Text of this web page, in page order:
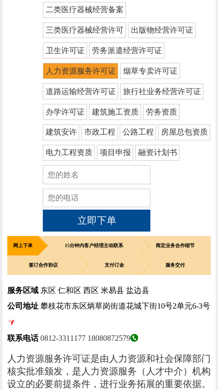
二类医疗器械经营备案
三类医疗器械经营许可 出版物经营许可证
卫生许可证 劳务派遣经营许可证
人力资源服务许可证 烟草专卖许可证
道路运输经营许可证 旅行社业务经营许可证
办学许可证 建筑施工资质 劳务资质
建筑安许 市政工程 公路工程 房屋总包资质
电力工程资质 项目申报 融资计划书
立即下单
网上下单 15分钟内客户经理主动联系 商定业务合作细节
签订合作协议 支付订金 服务交付
服务区域 东区 仁和区 西区 米易县 盐边县
公司地址 攀枝花市东区炳草岗街道花城下街10号2单元6-3号
联系电话 0812-3311177 18080872579
人力资源服务许可证是由人力资源和社会保障部门
核实批准颁发，是人力资源服务（人才中介）机构
设立的必要前提条件，进行业务拓展的重要依据。